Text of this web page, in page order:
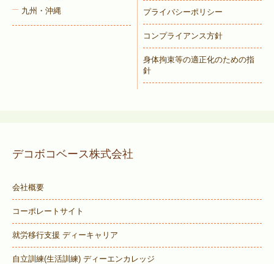
九州・沖縄
プライバシーポリシー
コンプライアンス方針
身体拘束等の適正化のための指
針
デコボコベース株式会社
会社概要
コーポレートサイト
就労移行支援 ディーキャリア
自立訓練(生活訓練) ディーエンカレッジ